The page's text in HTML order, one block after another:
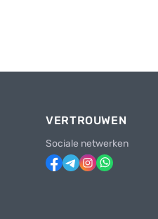
VERTROUWEN
Sociale netwerken